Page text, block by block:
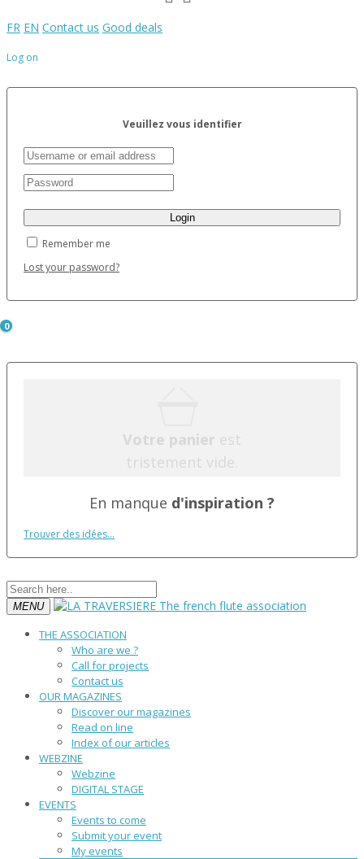
FR EN Contact us Good deals
Log on
Veuillez vous identifier
Remember me
Lost your password?
0
Votre panier est
tristement vide.
En manque d'inspiration ?
Trouver des idées...
MENU
THE ASSOCIATION
Who are we ?
Call for projects
Contact us
OUR MAGAZINES
Discover our magazines
Read on line
Index of our articles
WEBZINE
Webzine
DIGITAL STAGE
EVENTS
Events to come
Submit your event
My events